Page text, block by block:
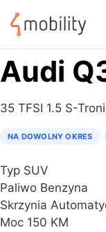
Audi
35 TFSI 1.5 S-
NA DOWOLNY OKRES
Typ SUV
Paliwo Benzyna
Skrzynia
Moc 150 KM